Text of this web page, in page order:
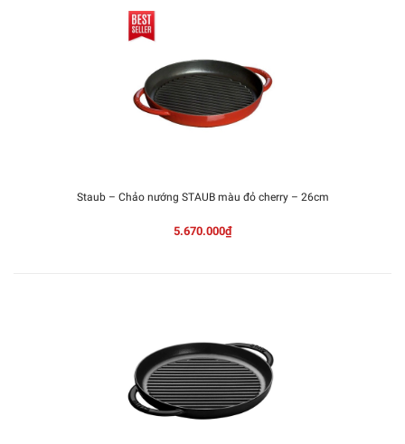
Staub – Chảo nướng STAUB màu đỏ cherry – 26cm
5.670.000₫